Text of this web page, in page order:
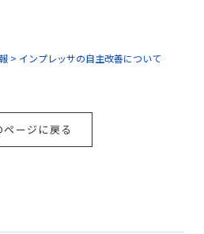
> インプレッサの自主改善について
ページに戻る